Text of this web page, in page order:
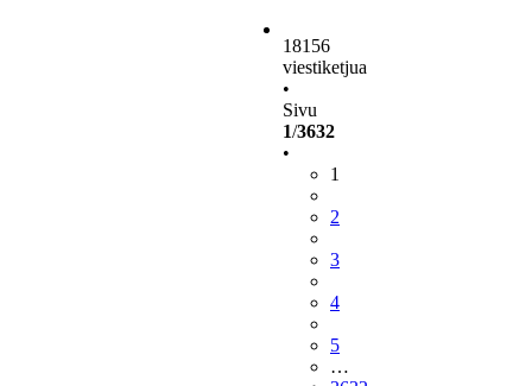
18156
viestiketjua
•
Sivu
1/3632
•
1
2
3
4
5
…